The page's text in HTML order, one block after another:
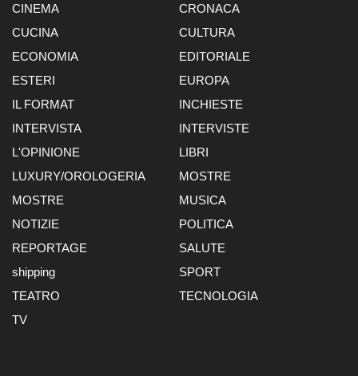
CINEMA
CRONACA
CUCINA
CULTURA
ECONOMIA
EDITORIALE
ESTERI
EUROPA
IL FORMAT
INCHIESTE
INTERVISTA
INTERVISTE
L'OPINIONE
LIBRI
LUXURY/OROLOGERIA
MOSTRE
MOSTRE
MUSICA
NOTIZIE
POLITICA
REPORTAGE
SALUTE
shipping
SPORT
TEATRO
TECNOLOGIA
TV